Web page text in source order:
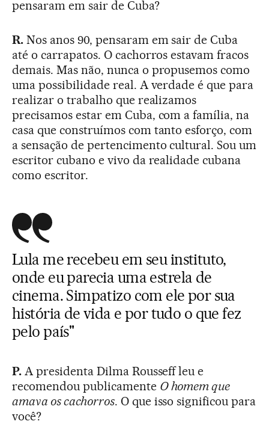
pensaram em sair de Cuba?
R.Nos anos 90, pensaram em sair de Cuba
até o carrapatos. O cachorros estavam fracos
demais. Mas não, nunca o propusemos como
uma possibilidade real. A verdade é que para
realizar o trabalho que realizamos
precisamos estar em Cuba, com a família, na
casa que construímos com tanto esforço, com
a sensação de pertencimento cultural. Sou um
escritor cubano e vivo da realidade cubana
como escritor.
Lula me recebeu em seu instituto,
onde eu parecia uma estrela de
cinema. Simpatizo com ele por sua
história de vida e por tudo o que fez
pelo país"
P.A presidenta Dilma Rousseff leu e
recomendou publicamente O homem que
amava os cachorros. O que isso significou para
você?